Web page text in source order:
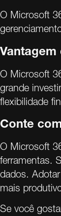
O Microsoft
O Microsoft
grande
flexibilidade
Conte
O Microsoft
ferramentas.
dados.
mais
Se você